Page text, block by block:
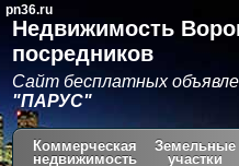
pn36.ru
Недвижимость
посредников
Сайт бесплатных
"ПАРУС"
Коммерческая
недвижимость
Земельные
участки